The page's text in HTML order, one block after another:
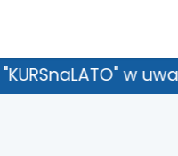
i zgarnij